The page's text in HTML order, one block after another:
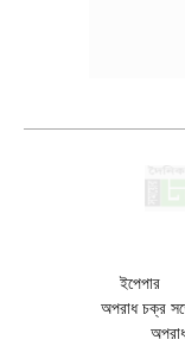
ইপেপার
অপরাধ চক্র